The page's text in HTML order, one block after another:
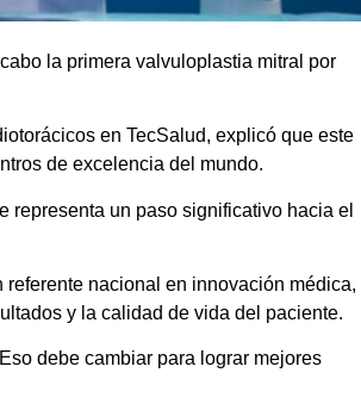
la primera valvuloplastia mitral por
en TecSalud, explicó que este
de excelencia del mundo.
representa un paso significativo hacia el
nacional en innovación médica,
y la calidad de vida del paciente.
debe cambiar para lograr mejores